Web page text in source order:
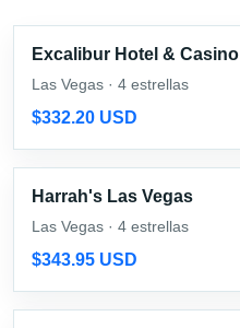
Excalibur Hotel & Casino
Las Vegas · 4 estrellas
$332.20 USD
Harrah's Las Vegas
Las Vegas · 4 estrellas
$343.95 USD